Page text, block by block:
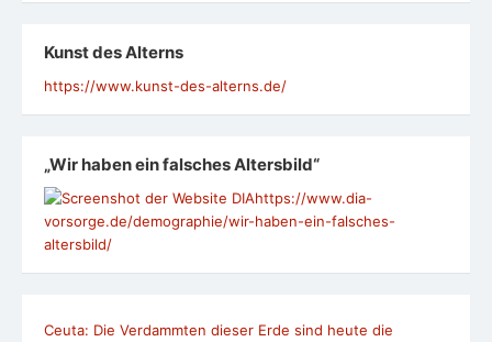
Kunst des Alterns
https://www.kunst-des-alterns.de/
„Wir haben ein falsches Altersbild“
https://www.dia-
vorsorge.de/demographie/wir-haben-ein-falsches-
altersbild/
Ceuta: Die Verdammten dieser Erde sind heute die